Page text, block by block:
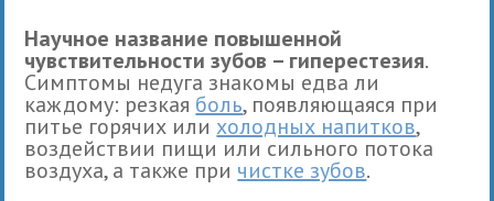
Научное название повышенной
чувствительности зубов – гиперестезия.
Симптомы недуга знакомы едва ли
каждому: резкая боль, появляющаяся при
питье горячих или холодных напитков,
воздействии пищи или сильного потока
воздуха, а также при чистке зубов.